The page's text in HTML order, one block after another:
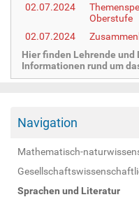
02.07.2024
Oberstufe
02.07.2024
Hier finden Lehrende und
Informationen rund um
Navigation
Mathematisch-
Sprachen und Literatur